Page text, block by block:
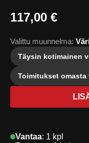
117,00 €
Valittu muunnelma:
Täysin kotimainen
Toimitukset omasta
Vantaa: 1 kpl